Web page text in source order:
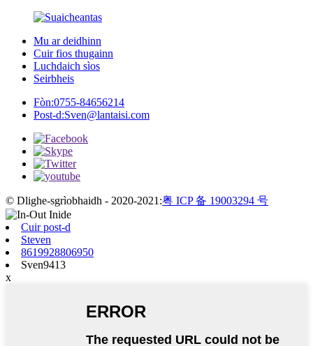
Mu ar deidhinn
Cuir fios thugainn
Luchdaich sìos
Seirbheis
Fòn:0755-84656214
Post-d:Sven@lantaisi.com
© Dlighe-sgrìobhaidh - 2020-2021:粤 ICP 备 19003294 号
Cuir post-d
Steven
8619928806950
Sven9413
x